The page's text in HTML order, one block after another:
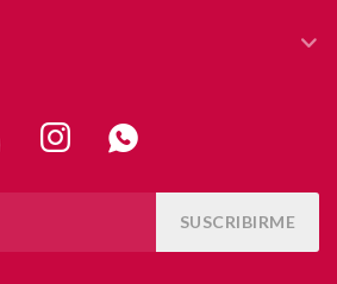
 
SUSCRIBIRME